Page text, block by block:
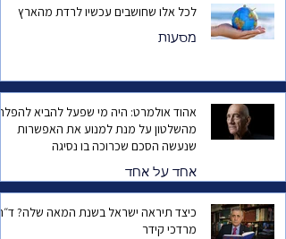
לכל אלו שחושבים עכשיו לרדת מהארץ
מסעות
אהוד אולמרט: היה מי שפעל להביא
מהשלטון על מנת למנוע את האפשרות
שנעשה הסכם שכרוכה בו נסיגה
אחד על אחד
כיצד תיראה ישראל בשנת המאה
מרדכי קידר